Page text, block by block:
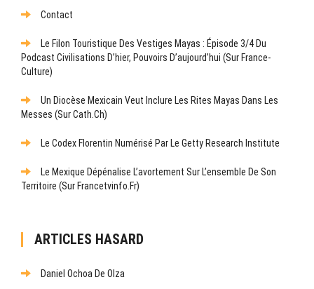
Contact
Le Filon Touristique Des Vestiges Mayas : Épisode 3/4 Du
Podcast Civilisations D’hier, Pouvoirs D’aujourd’hui (sur France-
Culture)
Un Diocèse Mexicain Veut Inclure Les Rites Mayas Dans Les
Messes (sur Cath.ch)
Le Codex Florentin Numérisé Par Le Getty Research Institute
Le Mexique Dépénalise L’avortement Sur L’ensemble De Son
Territoire (sur Francetvinfo.fr)
ARTICLES HASARD
Daniel Ochoa De Olza